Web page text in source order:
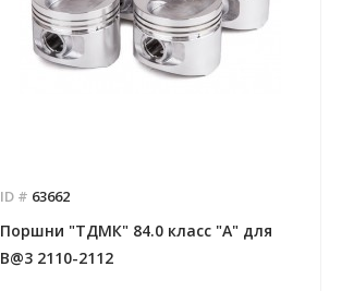
ID # 63662
Поршни "ТДМК" 84.0 класс "А" для
B@3 2110-2112